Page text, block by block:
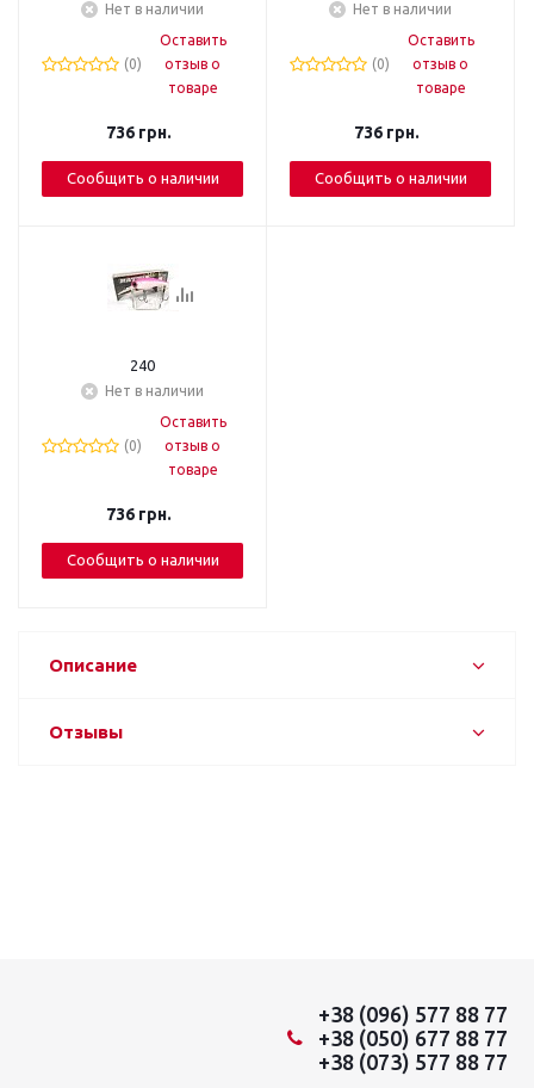
Нет в наличии
(0)
Оставить
отзыв о
товаре
736грн.
Сообщить о наличии
Нет в наличии
(0)
Оставить
отзыв о
товаре
736грн.
Сообщить о наличии
240
Нет в наличии
(0)
Оставить
отзыв о
товаре
736грн.
Сообщить о наличии
Описание
Отзывы
+38 (096) 577 88 77
+38 (050) 677 88 77
+38 (073) 577 88 77